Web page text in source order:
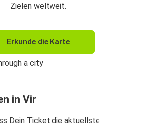
Zielen weltweit.
Erkunde die Karte
in Vir
Dein Ticket die aktuellste